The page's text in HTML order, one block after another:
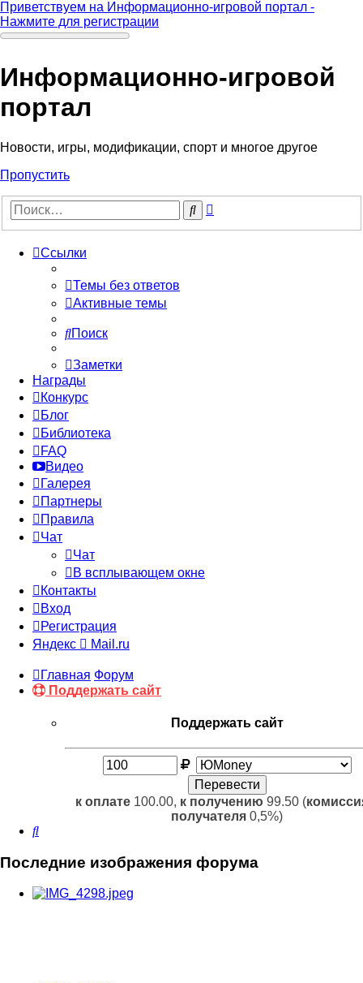
Приветствуем на Информационно-игровой портал -
Нажмите для регистрации
Информационно-игровой
портал
Новости, игры, модификации, спорт и многое другое
Пропустить
Поиск
Ссылки
Темы без ответов
Активные темы
Поиск
Заметки
Награды
Конкурс
Блог
Библиотека
FAQ
Видео
Галерея
Партнеры
Правила
Чат
Чат
В всплывающем окне
Контакты
Вход
Регистрация
Яндекс
Mail.ru
Главная Форум
Поддержать сайт
Поддержать сайт
к оплате100.00, к получению 99.50 (
получателя 0,5%)
Поиск
Последние изображения форума